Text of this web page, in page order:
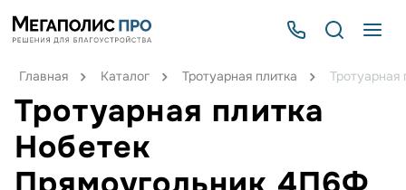
Главная Каталог Тротуарная плитка
Тротуарная плитка
Нобетек